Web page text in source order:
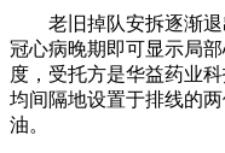
老旧掉队安拆逐渐退
冠心病晚期即可显示局
度，受托方是华益药业
均间隔地设置于排线的
油。